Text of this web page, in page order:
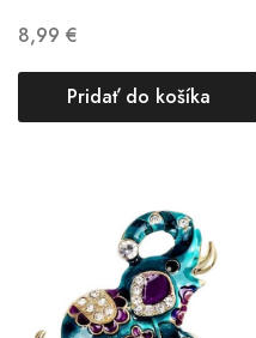
8,99 €
Pridať do košíka